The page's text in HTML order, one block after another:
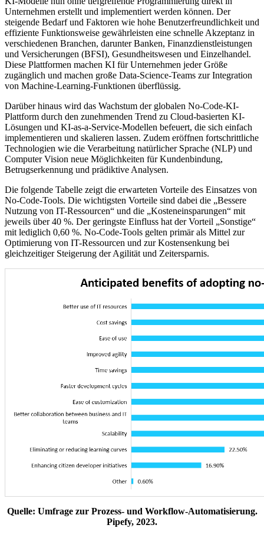
Unternehmen erstellt und implementiert werden können. Der
steigende Bedarf und Faktoren wie hohe Benutzerfreundlichkeit und
effiziente Funktionsweise gewährleisten eine schnelle Akzeptanz in
verschiedenen Branchen, darunter Banken, Finanzdienstleistungen
und Versicherungen (BFSI), Gesundheitswesen und Einzelhandel.
Diese Plattformen machen KI für Unternehmen jeder Größe
zugänglich und machen große Data-Science-Teams zur Integration
von Machine-Learning-Funktionen überflüssig.
Darüber hinaus wird das Wachstum der globalen No-Code-KI-
Plattform durch den zunehmenden Trend zu Cloud-basierten KI-
Lösungen und KI-as-a-Service-Modellen befeuert, die sich einfach
implementieren und skalieren lassen. Zudem eröffnen fortschrittliche
Technologien wie die Verarbeitung natürlicher Sprache (NLP) und
Computer Vision neue Möglichkeiten für Kundenbindung,
Betrugserkennung und prädiktive Analysen.
Die folgende Tabelle zeigt die erwarteten Vorteile des Einsatzes von
No-Code-Tools. Die wichtigsten Vorteile sind dabei die „Bessere
Nutzung von IT-Ressourcen“ und die „Kosteneinsparungen“ mit
jeweils über 40 %. Der geringste Einfluss hat der Vorteil „Sonstige“
mit lediglich 0,60 %. No-Code-Tools gelten primär als Mittel zur
Optimierung von IT-Ressourcen und zur Kostensenkung bei
gleichzeitiger Steigerung der Agilität und Zeitersparnis.
Quelle: Umfrage zur Prozess- und Workflow-Automatisierung.
Pipefy, 2023.